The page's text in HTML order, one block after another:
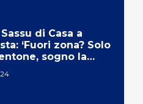
di Casa a
‘Fuori zona? Solo
sogno la